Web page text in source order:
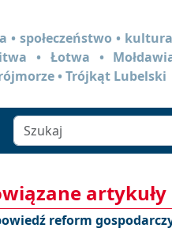
• społeczeństwo •
• Łotwa •
• Trójkąt Lubelski
artykuły
reform